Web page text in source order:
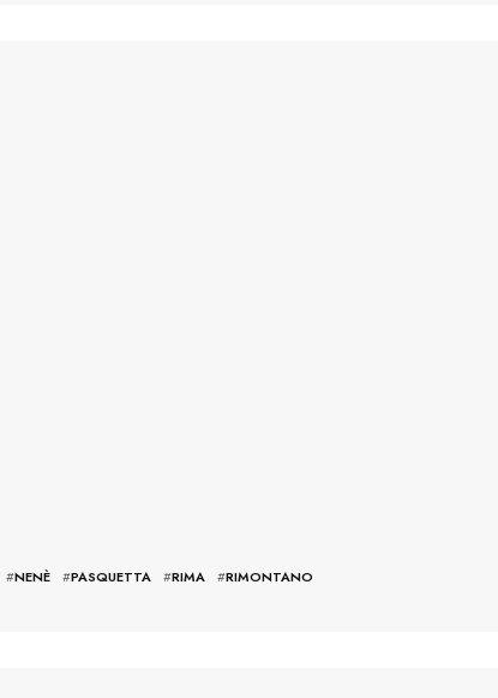
#NENÈ #PASQUETTA #RIMA #RIMONTANO